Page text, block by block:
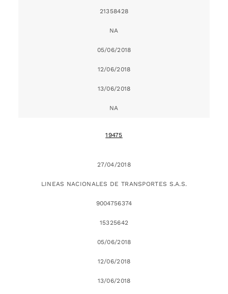
21358428
NA
05/06/2018
12/06/2018
13/06/2018
NA
19475
27/04/2018
LINEAS NACIONALES DE TRANSPORTES S.A.S.
9004756374
15325642
05/06/2018
12/06/2018
13/06/2018